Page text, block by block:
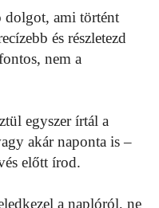
dolgot, ami történt
és részletezd
nem a
egyszer írtál a
akár naponta is –
előtt írod.
a naplóról, ne